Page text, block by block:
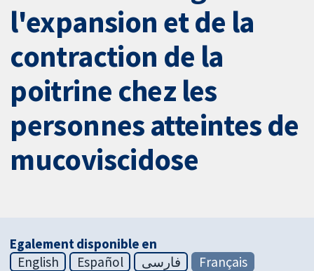
l'expansion et de la
contraction de la
poitrine chez les
personnes atteintes de
mucoviscidose
Egalement disponible en
English
Español فارسی
Français